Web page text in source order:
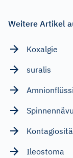
Weitere Artikel
Koxalgie
suralis
Ileostoma